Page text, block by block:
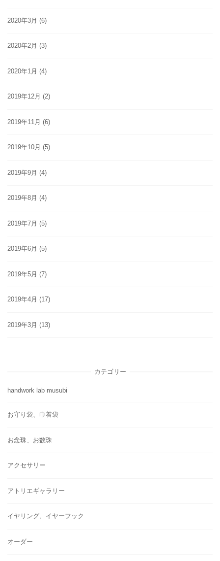
2020年3月 (6)
2020年2月 (3)
2020年1月 (4)
2019年12月 (2)
2019年11月 (6)
2019年10月 (5)
2019年9月 (4)
2019年8月 (4)
2019年7月 (5)
2019年6月 (5)
2019年5月 (7)
2019年4月 (17)
2019年3月 (13)
カテゴリー
handwork lab musubi
お守り袋、巾着袋
お念珠、お数珠
アクセサリー
アトリエギャラリー
イヤリング、イヤーフック
オーダー